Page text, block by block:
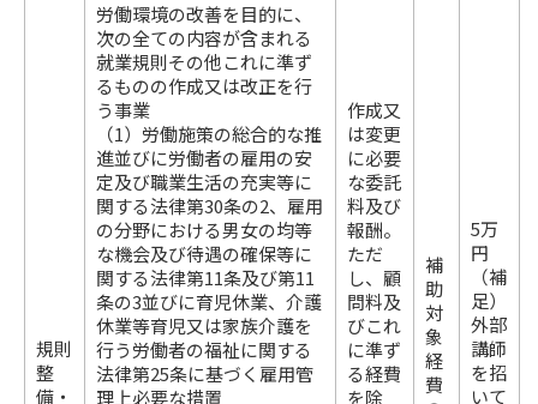
規則
整
備・
労働環境の改善を目的に、
次の全ての内容が含まれる
就業規則その他これに準ず
るものの作成又は改正を行
う事業
（1）労働施策の総合的な推
進並びに労働者の雇用の安
定及び職業生活の充実等に
関する法律第30条の2、雇用
の分野における男女の均等
な機会及び待遇の確保等に
関する法律第11条及び第11
条の3並びに育児休業、介護
休業等育児又は家族介護を
行う労働者の福祉に関する
法律第25条に基づく雇用管
理上必要な措置
作成又
は変更
に必要
な委託
料及び
報酬。
ただ
し、顧
問料及
びこれ
に準ず
る経費
を除
補
助
対
象
経
費
5万
円
（補
足）
外部
講師
を招
いて